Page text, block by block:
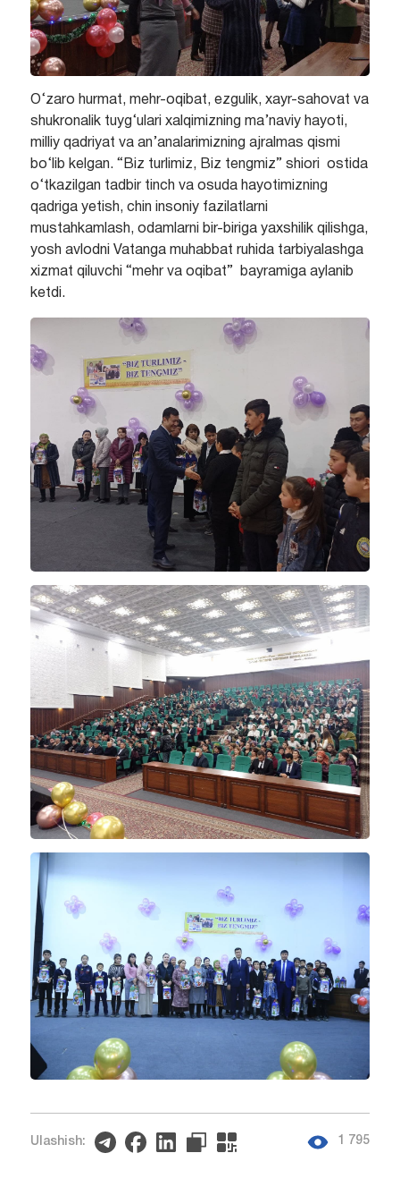
O‘zaro hurmat, mehr-oqibat, ezgulik, xayr-sahovat va
shukronalik tuyg‘ulari xalqimizning ma’naviy hayoti,
milliy qadriyat va an’analarimizning ajralmas qismi
bo‘lib kelgan. “Biz turlimiz, Biz tengmiz” shiori ostida
o‘tkazilgan tadbir tinch va osuda hayotimizning
qadriga yetish, chin insoniy fazilatlarni
mustahkamlash, odamlarni bir-biriga yaxshilik qilishga,
yosh avlodni Vatanga muhabbat ruhida tarbiyalashga
xizmat qiluvchi “mehr va oqibat” bayramiga aylanib
ketdi.
Ulashish: 1 795